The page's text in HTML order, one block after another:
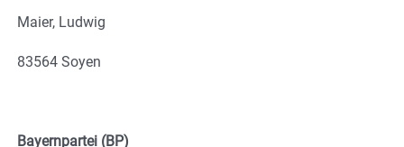
Maier, Ludwig
83564 Soyen
Bayernpartei (BP)